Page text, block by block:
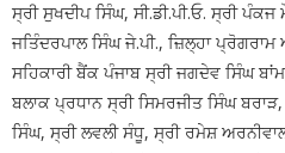
ਸ੍ਰੀ ਸੁਖਦੀਪ ਸਿੰਘ, ਸੀ.ਡੀ.ਪੀ.ਓ. ਸ੍ਰੀ
ਜਤਿੰਦਰਪਾਲ ਸਿੰਘ ਜੇ.ਪੀ., ਜ਼ਿਲ੍ਹਾ
ਸਹਿਕਾਰੀ ਬੈਂਕ ਪੰਜਾਬ ਸ੍ਰੀ ਜਗਦੇਵ ਸਿੰਘ
ਬਲਾਕ ਪ੍ਰਧਾਨ ਸ੍ਰੀ ਸਿਮਰਜੀਤ ਸਿੰਘ
ਸਿੰਘ, ਸ੍ਰੀ ਲਵਲੀ ਸੰਧੂ, ਸ੍ਰੀ ਰਮੇਸ਼